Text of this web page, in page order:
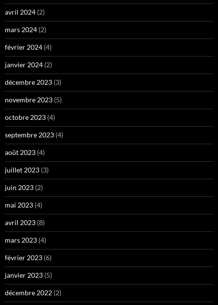
avril 2024 (2)
mars 2024 (2)
février 2024 (4)
janvier 2024 (2)
décembre 2023 (3)
novembre 2023 (5)
octobre 2023 (4)
septembre 2023 (4)
août 2023 (4)
juillet 2023 (3)
juin 2023 (2)
mai 2023 (4)
avril 2023 (8)
mars 2023 (4)
février 2023 (6)
janvier 2023 (5)
décembre 2022 (2)